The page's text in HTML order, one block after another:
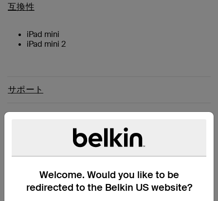
Welcome. Would you like to be
redirected to the Belkin US website?
互換性
iPad mini
iPad mini 2
サポート
このケースはマルチアングルビューイングを採用しており
映画を観たり動画を視聴したりする際に最適なケースで
止します。 また、軽量で薄型にデザインする事で持ち運
びがしやすく手軽なケースに仕上がっております。 オシ